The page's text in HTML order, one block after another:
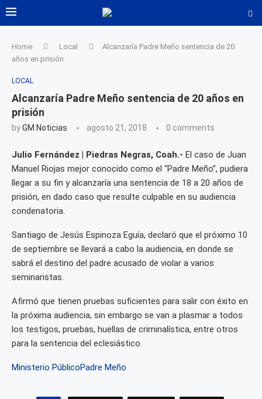
Home Local
Alcanzaría Padre Meño sentencia de 20
años en prisión
LOCAL
Alcanzaría Padre Meño sentencia de 20 años en
prisión
byGM Noticias agosto 21, 2018 0 comments
Julio Fernández | Piedras Negras, Coah.- El caso de Juan
Manuel Riojas mejor conocido como el “Padre Meño”, pudiera
llegar a su fin y alcanzaría una sentencia de 18 a 20 años de
prisión, en dado caso que resulte culpable en su audiencia
condenatoria.
Santiago de Jesús Espinoza Eguía, declaró que el próximo 10
de septiembre se llevará a cabo la audiencia, en donde se
sabrá el destino del padre acusado de violar a varios
seminaristas.
Afirmó que tienen pruebas suficientes para salir con éxito en
la próxima audiencia, sin embargo se van a plasmar a todos
los testigos, pruebas, huellas de criminalística, entre otros
para la sentencia del eclesiástico.
Ministerio PúblicoPadre Meño